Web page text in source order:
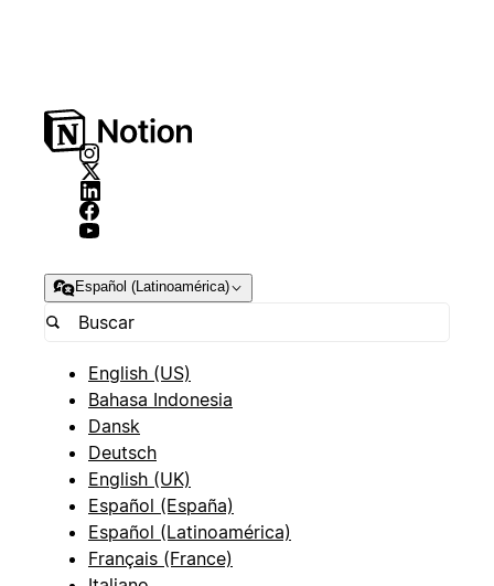
Español (Latinoamérica)
English (US)
Bahasa Indonesia
Dansk
Deutsch
English (UK)
Español (España)
Español (Latinoamérica)
Français (France)